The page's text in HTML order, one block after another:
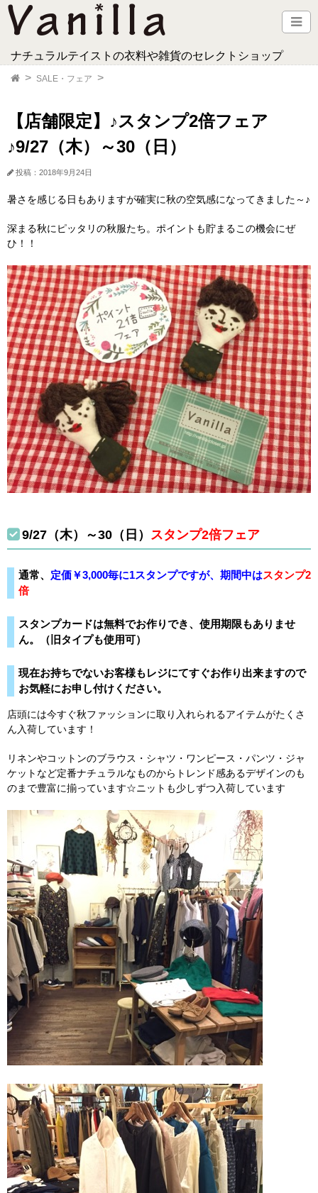
ナチュラルテイストの衣料や雑貨のセレクトショップ
SALE・フェア
【店舗限定】♪スタンプ2倍フェア
♪9/27（木）～30（日）
投稿：2018年9月24日
暑さを感じる日もありますが確実に秋の空気感になってきました～♪
深まる秋にピッタリの秋服たち。ポイントも貯まるこの機会にぜ
ひ！！
9/27（木）～30（日） スタンプ2倍フェア
通常、 定価￥3,000毎に1スタンプですが、期間中はスタンプ2
倍
スタンプカードは無料でお作りでき、使用期限もありませ
ん。（旧タイプも使用可）
現在お持ちでないお客様もレジにてすぐお作り出来ますので
お気軽にお申し付けください。
店頭には今すぐ秋ファッションに取り入れられるアイテムがたくさ
ん入荷しています！
リネンやコットンのブラウス・シャツ・ワンピース・パンツ・ジャ
ケットなど定番ナチュラルなものからトレンド感あるデザインのも
のまで豊富に揃っています☆ニットも少しずつ入荷しています